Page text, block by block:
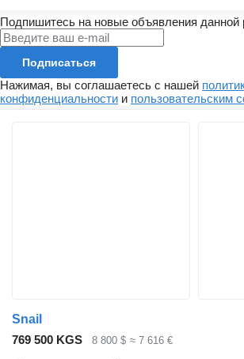
Подпишитесь на новые объявления данной
Подписаться
Нажимая, вы соглашаетесь с нашей
конфиденциальности и пользовательским
Snail
769 500 KGS
8 800 $ ≈ 7 616 €